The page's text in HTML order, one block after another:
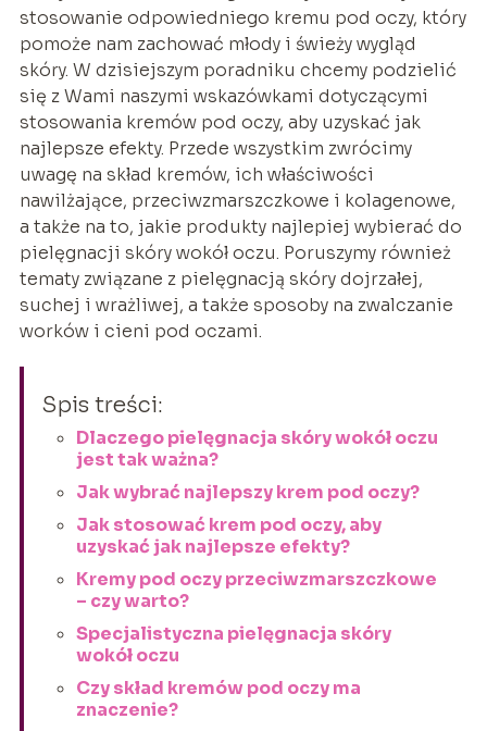
stosowanie odpowiedniego kremu pod oczy, który
pomoże nam zachować młody i świeży wygląd
skóry. W dzisiejszym poradniku chcemy podzielić
się z Wami naszymi wskazówkami dotyczącymi
stosowania kremów pod oczy, aby uzyskać jak
najlepsze efekty. Przede wszystkim zwrócimy
uwagę na skład kremów, ich właściwości
nawilżające, przeciwzmarszczkowe i kolagenowe,
a także na to, jakie produkty najlepiej wybierać do
pielęgnacji skóry wokół oczu. Poruszymy również
tematy związane z pielęgnacją skóry dojrzałej,
suchej i wrażliwej, a także sposoby na zwalczanie
worków i cieni pod oczami.
Spis treści:
Dlaczego pielęgnacja skóry wokół oczu
jest tak ważna?
Jak wybrać najlepszy krem pod oczy?
Jak stosować krem pod oczy, aby
uzyskać jak najlepsze efekty?
Kremy pod oczy przeciwzmarszczkowe
– czy warto?
Specjalistyczna pielęgnacja skóry
wokół oczu
Czy skład kremów pod oczy ma
znaczenie?